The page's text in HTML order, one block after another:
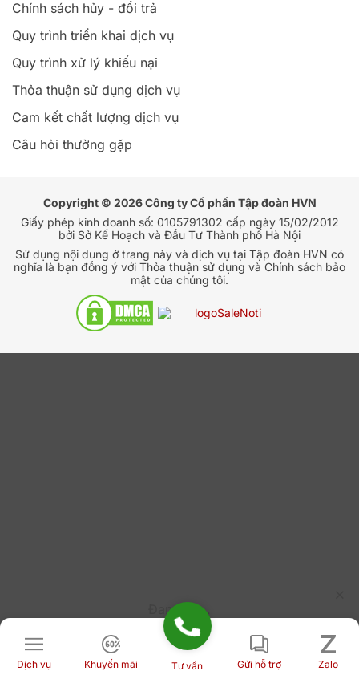
Chính sách hủy - đổi trả
Quy trình triển khai dịch vụ
Quy trình xử lý khiếu nại
Thỏa thuận sử dụng dịch vụ
Cam kết chất lượng dịch vụ
Câu hỏi thường gặp
Copyright © 2026 Công ty Cổ phần Tập đoàn HVN
Giấy phép kinh doanh số: 0105791302 cấp ngày 15/02/2012
bởi Sở Kế Hoạch và Đầu Tư Thành phố Hà Nội
Sử dụng nội dung ở trang này và dịch vụ tại Tập đoàn HVN có
nghĩa là bạn đồng ý với Thỏa thuận sử dụng và Chính sách bảo
mật của chúng tôi.
Dịch vụ Khuyến mãi Tư vấn Gửi hỗ trợ Zalo
Đang tải...